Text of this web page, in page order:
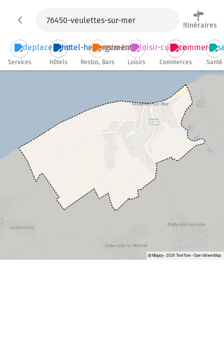
Itinéraires
Services Hôtels Restos, Bars Loisirs Commerces Santé